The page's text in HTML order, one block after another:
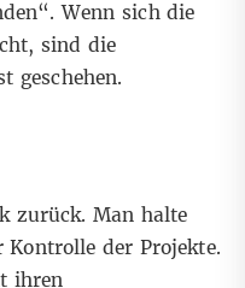
Wenn sich die
sind die
geschehen.
zurück. Man halte
Kontrolle der Projekte.
ihren